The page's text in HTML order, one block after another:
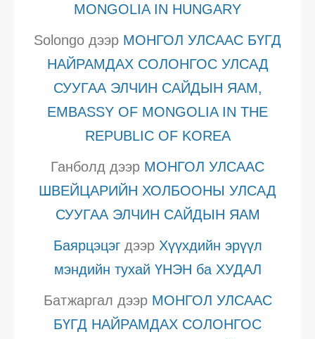
MONGOLIA IN HUNGARY
Solongo дээр МОНГОЛ УЛСААС БҮГД
НАЙРАМДАХ СОЛОНГОС УЛСАД
СУУГАА ЭЛЧИН САЙДЫН ЯАМ,
EMBASSY OF MONGOLIA IN THE
REPUBLIC OF KOREA
Ганболд дээр МОНГОЛ УЛСААС
ШВЕЙЦАРИЙН ХОЛБООНЫ УЛСАД
СУУГАА ЭЛЧИН САЙДЫН ЯАМ
Баярцэцэгдээр Хүүхдийн эрүүл
мэндийн тухай ҮНЭН ба ХУДАЛ
Батжаргал дээр МОНГОЛ УЛСААС
БҮГД НАЙРАМДАХ СОЛОНГОС